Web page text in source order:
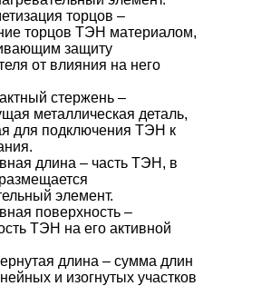
торцов –
торцов ТЭН материалом,
защиту
от влияния на него
стержень –
металлическая деталь,
для подключения ТЭН к
длина – часть ТЭН, в
элемент.
поверхность –
ТЭН на его активной
длина – сумма длин
и изогнутых участков